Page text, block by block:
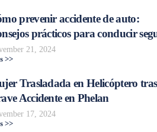
prevenir accidente de auto:
prácticos para conducir
21, 2024
>>
Trasladada en Helicóptero tras
Accidente en Phelan
17, 2024
>>